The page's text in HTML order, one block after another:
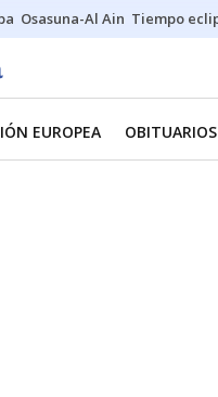
Osasuna-Al Ain Tiempo
EUROPEA OBITUARIOS